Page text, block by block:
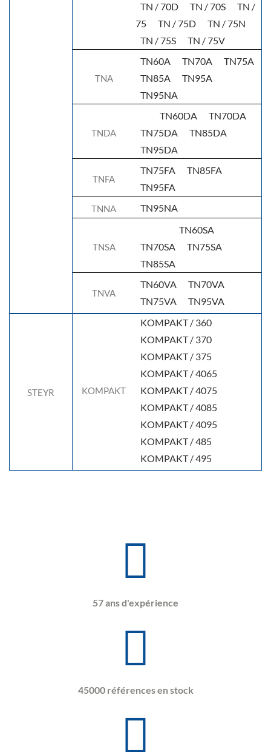
TN / 70D TN / 70S
TN /
75
TN / 75D
TN / 75N
TN / 75S
TN / 75V
TNA
TN60A TN70A
TN75A
TN85A
TN95A
TN95NA
TNDA
TN60DA
TN70DA
TN75DA
TN85DA
TN95DA
TNFA
TN75FA
TN85FA
TN95FA
TNNA TN95NA
TNSA
TN60SA
TN70SA
TN75SA
TN85SA
TNVA
TN60VA
TN70VA
TN75VA
TN95VA
STEYR KOMPAKT
KOMPAKT / 360
KOMPAKT / 370
KOMPAKT / 375
KOMPAKT / 4065
KOMPAKT / 4075
KOMPAKT / 4085
KOMPAKT / 4095
KOMPAKT / 485
KOMPAKT / 495
57 ans d'expérience
45000 références en stock